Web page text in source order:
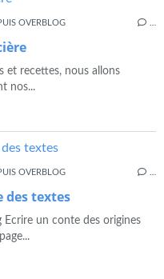
OVERBLOG
et recettes, nous allons
nos...
OVERBLOG
des textes
Ecrire un conte des origines